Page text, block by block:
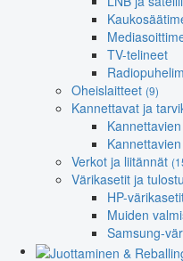
TV-telineet
Oheislaitteet (9)
Kannettavat ja
Verkot ja liitännät
Värikasetit ja
HP-
Muiden
Samsung-